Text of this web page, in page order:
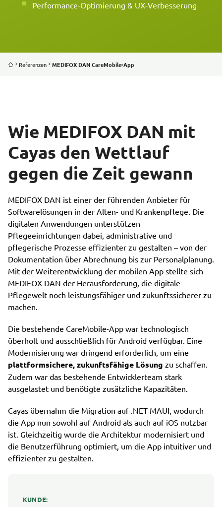
Performance-Optimierung & UX-Verbesserung
Referenzen MEDIFOX DAN CareMobile-App
Wie MEDIFOX DAN mit
Cayas den Wettlauf
gegen die Zeit gewann
MEDIFOX DAN ist einer der führenden Anbieter für
Softwarelösungen in der Alten- und Krankenpflege. Die
digitalen Anwendungen unterstützen
Pflegeeinrichtungen dabei, administrative und
pflegerische Prozesse effizienter zu gestalten – von der
Dokumentation über Abrechnung bis zur Personalplanung.
Mit der Weiterentwicklung der mobilen App stellte sich
MEDIFOX DAN der Herausforderung, die digitale
Pflegewelt noch leistungsfähiger und zukunftssicherer zu
machen.
Die bestehende CareMobile-App war technologisch
überholt und ausschließlich für Android verfügbar. Eine
Modernisierung war dringend erforderlich, um eine
plattformsichere, zukunftsfähige Lösung zu schaffen.
Zudem war das bestehende Entwicklerteam stark
ausgelastet und benötigte zusätzliche Kapazitäten.
Cayas übernahm die Migration auf .NET MAUI, wodurch
die App nun sowohl auf Android als auch auf iOS nutzbar
ist. Gleichzeitig wurde die Architektur modernisiert und
die Benutzerführung optimiert, um die App intuitiver und
effizienter zu gestalten.
KUNDE: